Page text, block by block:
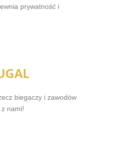
prywatność i
biegaczy i zawodów
nami!